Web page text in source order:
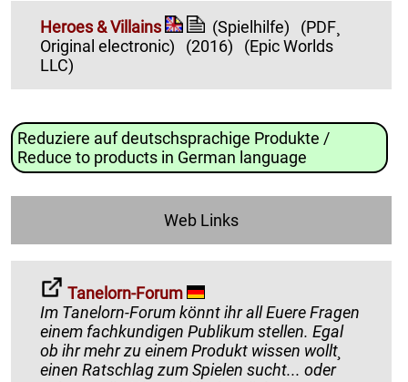
Heroes & Villains (Spielhilfe)
(PDF¸
Original electronic)
(2016)
(Epic Worlds
LLC)
Reduziere auf deutschsprachige Produkte /
Reduce to products in German language
Web Links
Tanelorn-Forum
Im Tanelorn-Forum könnt ihr all Euere Fragen
einem fachkundigen Publikum stellen. Egal
ob ihr mehr zu einem Produkt wissen wollt¸
einen Ratschlag zum Spielen sucht... oder